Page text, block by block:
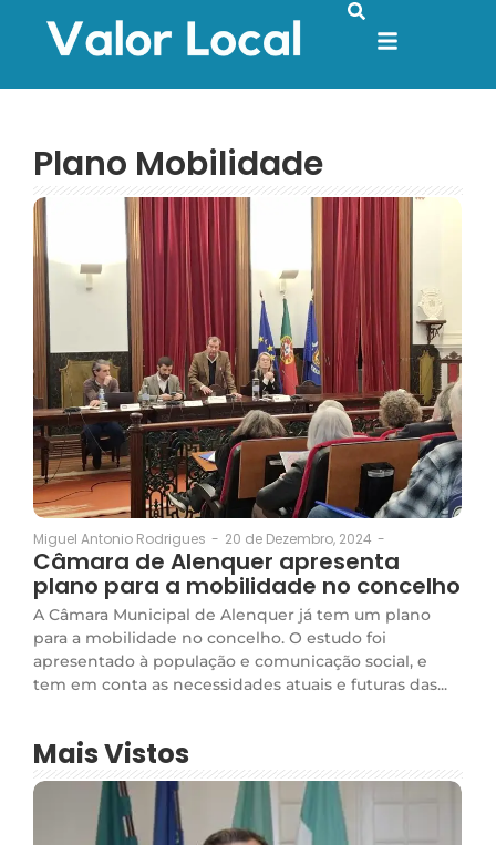
Plano Mobilidade
Miguel Antonio Rodrigues - 20 de Dezembro, 2024 -
Câmara de Alenquer apresenta
plano para a mobilidade no concelho
A Câmara Municipal de Alenquer já tem um plano
para a mobilidade no concelho. O estudo foi
apresentado à população e comunicação social, e
tem em conta as necessidades atuais e futuras das...
Mais Vistos